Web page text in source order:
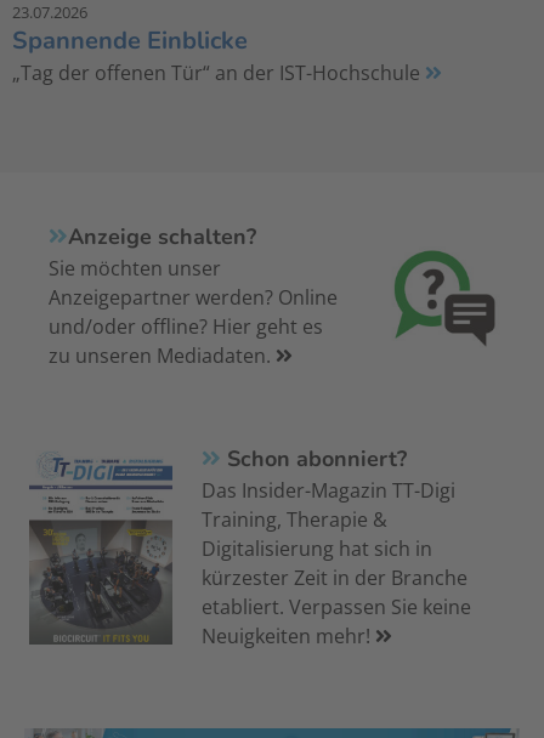
23.07.2026
Spannende Einblicke
„Tag der offenen Tür“ an der IST-Hochschule
Anzeige schalten?
Sie möchten unser
Anzeigepartner werden? Online
und/oder offline? Hier geht es
zu unseren Mediadaten.
Schon abonniert?
Das Insider-Magazin TT-Digi
Training, Therapie &
Digitalisierung hat sich in
kürzester Zeit in der Branche
etabliert. Verpassen Sie keine
Neuigkeiten mehr!